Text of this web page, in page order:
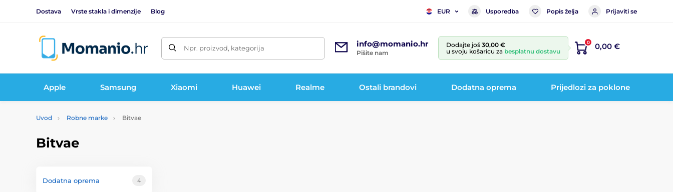
Dostava Vrste stakla i dimenzije Blog EUR Usporedba Popis želja Prijaviti se
Npr. proizvod, kategorija info@momanio.hr
Pišite nam
Dodajte još 30,00 €
u svoju košaricu za besplatnu dostavu
0 0,00 €
Apple Samsung Xiaomi Huawei Realme Ostali brandovi Dodatna oprema Prijedlozi za poklone
Uvod Robne marke Bitvae
Bitvae
Dodatna oprema 4